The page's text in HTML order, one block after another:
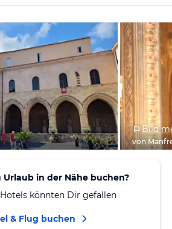
Bild
von
Urlaub in der Nähe buchen?
könnten Dir gefallen
& Flug buchen